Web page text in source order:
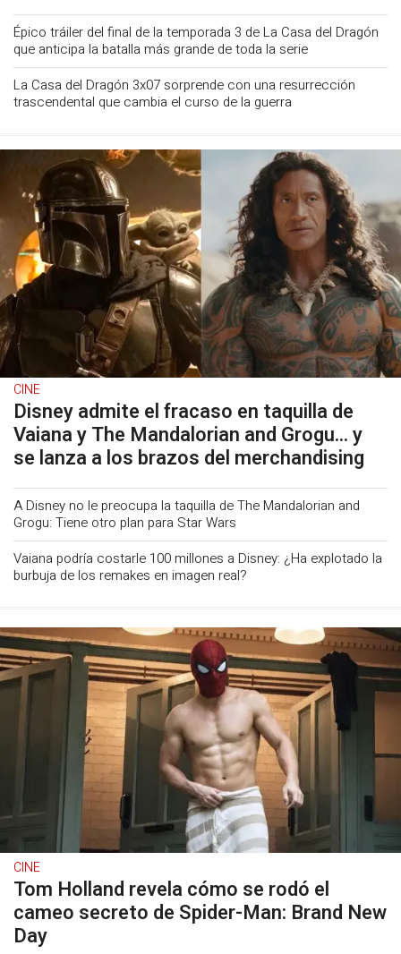
Épico tráiler del final de la temporada 3 de La Casa del Dragón
que anticipa la batalla más grande de toda la serie
La Casa del Dragón 3x07 sorprende con una resurrección
trascendental que cambia el curso de la guerra
CINE
Disney admite el fracaso en taquilla de
Vaiana y The Mandalorian and Grogu... y
se lanza a los brazos del merchandising
A Disney no le preocupa la taquilla de The Mandalorian and
Grogu: Tiene otro plan para Star Wars
Vaiana podría costarle 100 millones a Disney: ¿Ha explotado la
burbuja de los remakes en imagen real?
CINE
Tom Holland revela cómo se rodó el
cameo secreto de Spider-Man: Brand New
Day